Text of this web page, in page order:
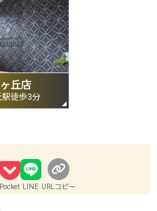
丘店
徒歩3分
Pocket LINE URLコピー